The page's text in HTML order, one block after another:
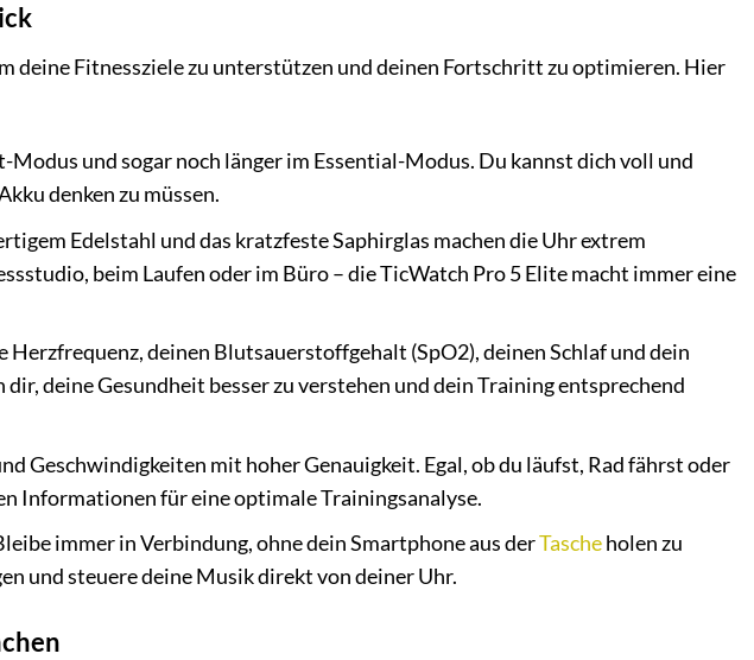
deine Fitnessziele zu unterstützen und deinen Fortschritt zu optimieren. Hier
Modus und sogar noch länger im Essential-Modus. Du kannst dich voll und
denken zu müssen.
Edelstahl und das kratzfeste Saphirglas machen die Uhr extrem
beim Laufen oder im Büro – die TicWatch Pro 5 Elite macht immer eine
Herzfrequenz, deinen Blutsauerstoffgehalt (SpO2), deinen Schlaf und dein
deine Gesundheit besser zu verstehen und dein Training entsprechend
Geschwindigkeiten mit hoher Genauigkeit. Egal, ob du läufst, Rad fährst oder
Informationen für eine optimale Trainingsanalyse.
immer in Verbindung, ohne dein Smartphone aus derTascheholen zu
und steuere deine Musik direkt von deiner Uhr.